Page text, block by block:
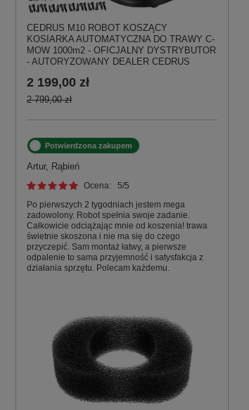
CEDRUS M10 ROBOT KOSZĄCY
KOSIARKA AUTOMATYCZNA DO TRAWY C-
MOW 1000m2 - OFICJALNY DYSTRYBUTOR
- AUTORYZOWANY DEALER CEDRUS
2 199,00 zł
2 799,00 zł
Potwierdzona zakupem
Artur, Rąbień
Ocena: 5/5
Po pierwszych 2 tygodniach jestem mega
zadowolony. Robot spełnia swoje zadanie.
Całkowicie odciążając mnie od koszenia! trawa
świetnie skoszona i nie ma się do czego
przyczepić. Sam montaż łatwy, a pierwsze
odpalenie to sama przyjemność i satysfakcja z
działania sprzętu. Polecam każdemu.